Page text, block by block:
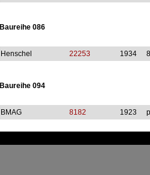
Baureihe 086
Henschel 22253 1934
Baureihe 094
BMAG 8182 1923